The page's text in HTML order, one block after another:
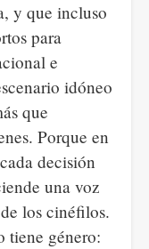
y que incluso
para
e
idóneo
que
Porque en
decisión
una voz
los cinéfilos.
tiene género: